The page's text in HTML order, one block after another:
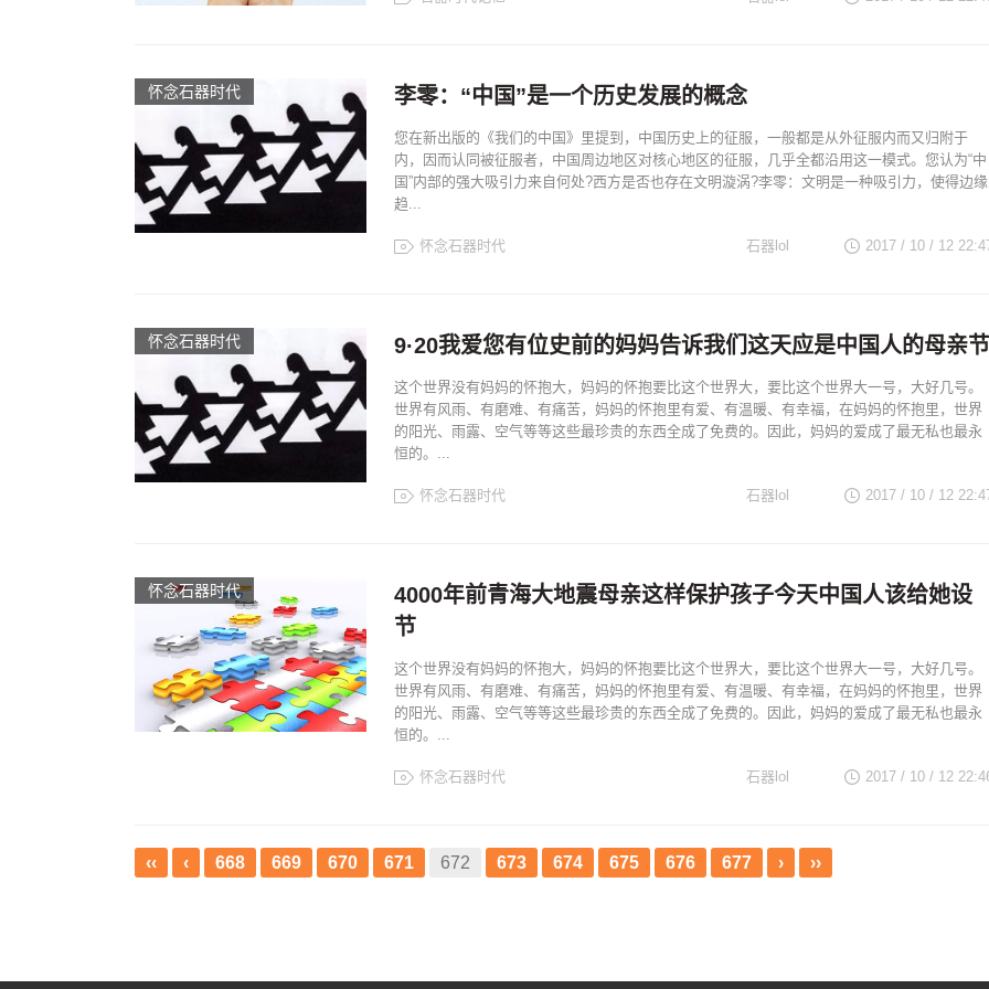
怀念石器时代 李零：“中国”是一个历史发展的概念
您在新出版的《我们的中国》里提到，中国历史上的征服，一般都是从外征服内而又归附于
内，因而认同被征服者，中国周边地区对核心地区的征服，几乎全都沿用这一模式。您认为“中
国”内部的强大吸引力来自何处?西方是否也存在文明漩涡?李零：文明是一种吸引力，使得边缘
趋...
怀念石器时代 2017 / 10 / 12
石器lol
怀念石器时代 9·20我爱您有位史前的妈妈告诉我们这天应是中国人的母亲节
这个世界没有妈妈的怀抱大，妈妈的怀抱要比这个世界大，要比这个世界大一号，大好几号。
世界有风雨、有磨难、有痛苦，妈妈的怀抱里有爱、有温暖、有幸福，在妈妈的怀抱里，世界
的阳光、雨露、空气等等这些最珍贵的东西全成了免费的。因此，妈妈的爱成了最无私也最永
恒的。...
怀念石器时代 2017 / 10 / 12
石器lol
怀念石器时代
4000年前青海大地震母亲这样保护孩子今天中国人该给她设
节
这个世界没有妈妈的怀抱大，妈妈的怀抱要比这个世界大，要比这个世界大一号，大好几号。
世界有风雨、有磨难、有痛苦，妈妈的怀抱里有爱、有温暖、有幸福，在妈妈的怀抱里，世界
的阳光、雨露、空气等等这些最珍贵的东西全成了免费的。因此，妈妈的爱成了最无私也最永
恒的。...
怀念石器时代 2017 / 10 / 12
石器lol
‹‹ ‹ 668 669 670 671 672 673 674 675 676 677 › ››